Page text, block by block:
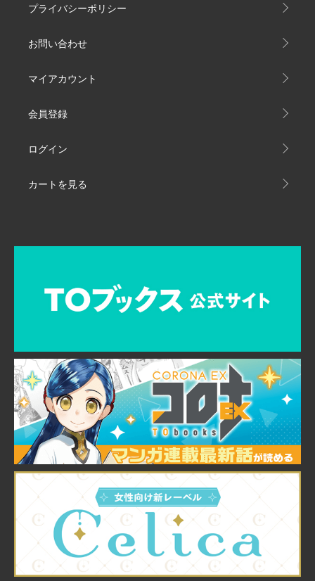
プライバシーポリシー
お問い合わせ
マイアカウント
会員登録
ログイン
カートを見る